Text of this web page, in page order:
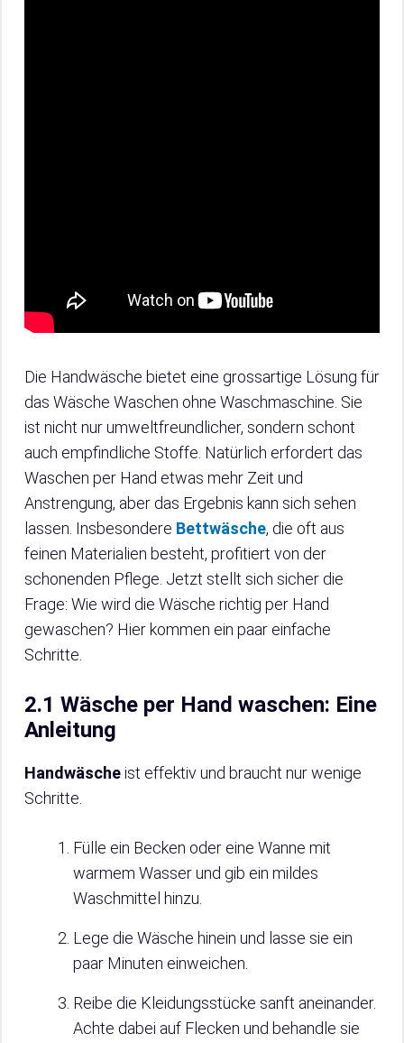
Die Handwäsche bietet eine grossartige Lösung für
das Wäsche Waschen ohne Waschmaschine. Sie
ist nicht nur umweltfreundlicher, sondern schont
auch empfindliche Stoffe. Natürlich erfordert das
Waschen per Hand etwas mehr Zeit und
Anstrengung, aber das Ergebnis kann sich sehen
lassen. Insbesondere Bettwäsche, die oft aus
feinen Materialien besteht, profitiert von der
schonenden Pflege. Jetzt stellt sich sicher die
Frage: Wie wird die Wäsche richtig per Hand
gewaschen? Hier kommen ein paar einfache
Schritte.
2.1 Wäsche per Hand waschen: Eine
Anleitung
Handwäscheist effektiv und braucht nur wenige
Schritte.
Fülle ein Becken oder eine Wanne mit
warmem Wasser und gib ein mildes
Waschmittel hinzu.
Lege die Wäsche hinein und lasse sie ein
paar Minuten einweichen.
Reibe die Kleidungsstücke sanft aneinander.
Achte dabei auf Flecken und behandle sie